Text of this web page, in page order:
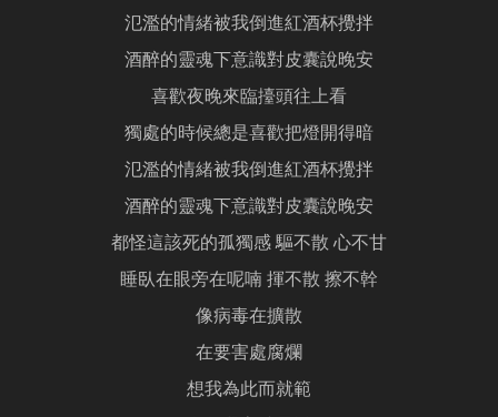
氾濫的情緒被我倒進紅酒杯攪拌
酒醉的靈魂下意識對皮囊說晚安
喜歡夜晚來臨擡頭往上看
獨處的時候總是喜歡把燈開得暗
氾濫的情緒被我倒進紅酒杯攪拌
酒醉的靈魂下意識對皮囊說晚安
都怪這該死的孤獨感 驅不散 心不甘
睡臥在眼旁在呢喃 揮不散 擦不幹
像病毒在擴散
在要害處腐爛
想我為此而就範